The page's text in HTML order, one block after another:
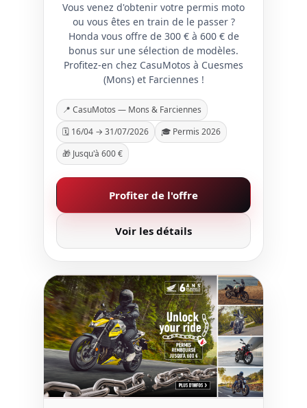
Vous venez d'obtenir votre permis moto
ou vous êtes en train de le passer ?
Honda vous offre de 300 € à 600 € de
bonus sur une sélection de modèles.
Profitez-en chez CasuMotos à Cuesmes
(Mons) et Farciennes !
📍 CasuMotos — Mons & Farciennes
🗓️ 16/04 → 31/07/2026
🎓 Permis 2026
🎁 Jusqu'à 600 €
Profiter de l'offre
Voir les détails